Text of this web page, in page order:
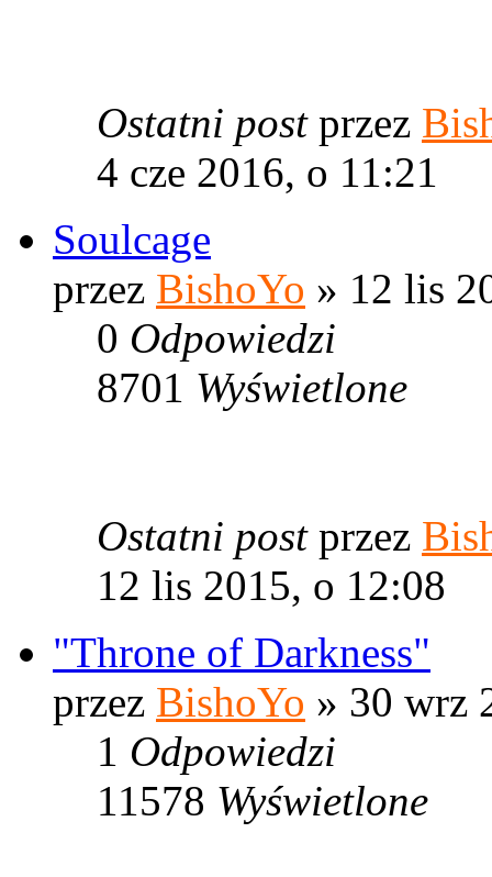
Ostatni post przez
4 cze 2016, o 11:21
Soulcage
przez BishoYo » 12 lis
0 Odpowiedzi
8701 Wyświetlone
Ostatni post przez
12 lis 2015, o 12:08
"Throne of Darkness"
przez BishoYo » 30 wrz
1 Odpowiedzi
11578 Wyświetlone